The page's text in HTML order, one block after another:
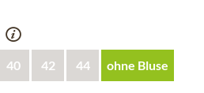
40 42 44 ohne Bluse